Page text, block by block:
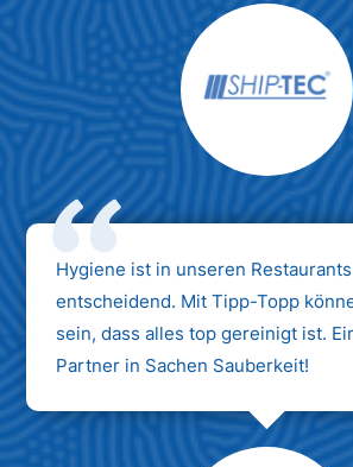
Hygiene ist in unseren Restaurants
entscheidend. Mit Tipp-Topp
sein, dass alles top gereinigt ist.
Partner in Sachen Sauberkeit!